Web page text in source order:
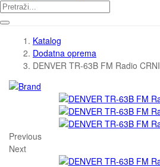
Katalog
Dodatna oprema
DENVER TR-63B FM Radio CRNI
Previous
Next